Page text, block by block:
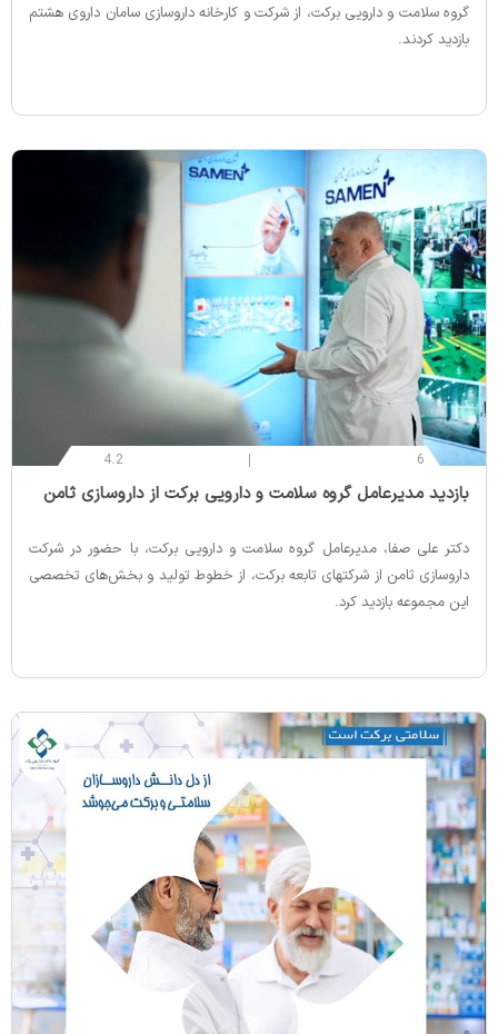
گروه سلامت و دارویی برکت، از شرکت و کارخانه داروسازی سامان داروی هشتم
بازدید کردند.
6
4.2
‌بازدید مدیرعامل گروه سلامت و دارویی برکت از داروسازی ثامن
دکتر علی صفا، مدیرعامل گروه سلامت و دارویی برکت، با حضور در شرکت
داروسازی ثامن از شرکتهای تابعه برکت، از خطوط تولید و بخش‌های تخصصی
این مجموعه بازدید کرد.